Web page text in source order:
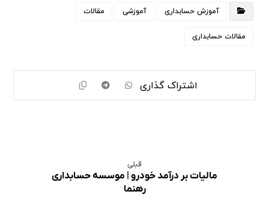
آموزش حسابداری آموزشی مقالات
مقالات حسابداری
قبلی
مالیات بر درآمد خودرو | موسسه حسابداری
رهنما